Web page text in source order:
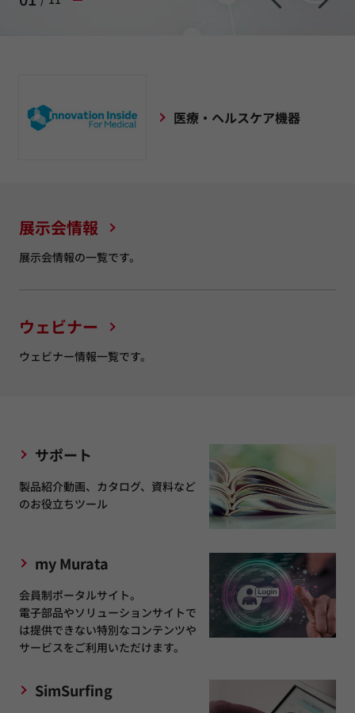
医療・ヘルスケア機器
展示会情報
展示会情報の一覧です。
ウェビナー
ウェビナー情報一覧です。
サポート
製品紹介動画、カタログ、資料など
のお役立ちツール
my Murata
会員制ポータルサイト。
電子部品やソリューションサイトで
は提供できない特別なコンテンツや
サービスをご利用いただけます。
SimSurfing